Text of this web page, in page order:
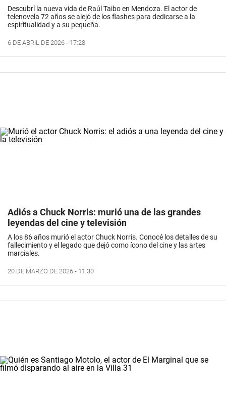
Descubrí la nueva vida de Raúl Taibo en Mendoza. El actor de
telenovela 72 años se alejó de los flashes para dedicarse a la
espiritualidad y a su pequeña.
6 DE ABRIL DE 2026 - 17:28
Adiós a Chuck Norris: murió una de las grandes
leyendas del cine y televisión
A los 86 años murió el actor Chuck Norris. Conocé los detalles de su
fallecimiento y el legado que dejó como ícono del cine y las artes
marciales.
20 DE MARZO DE 2026 - 11:30